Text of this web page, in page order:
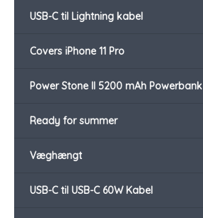
USB-C til Lightning kabel
Covers iPhone 11 Pro
Power Stone II 5200 mAh Powerbank
Ready for summer
Væghængt
USB-C til USB-C 60W Kabel